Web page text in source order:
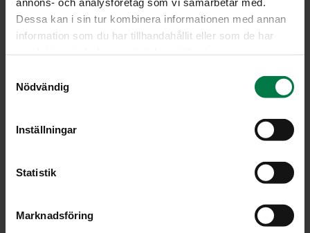
Dessa kan i sin tur kombinera informationen med annan
information som du har tillhandahållit eller som de har
Nödvändig
Inställningar
Statistik
Marknadsföring
pakaste
0.5kg sipuli, kuutio, pakaste
4kg maito, kevyt
0.054kg kasvisliemijauhe, vähäsuolainen, l
Lado vuokaan perunaviipaleet, juuressuikaleet ja sipuli.
Sekoita munamassaan muut aineet ja turvota taikinaa